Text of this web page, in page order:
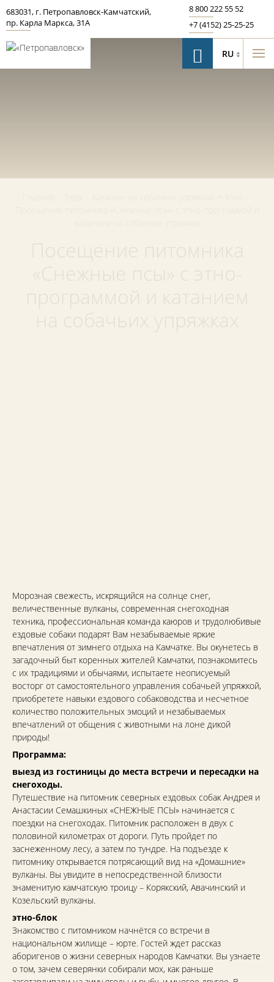
8 800 222 55 52
+7 (4152) 25-25-25
683031, г. Петропавловск‑Камчатский,
пр. Карла Маркса, 31А
RU
Морозная свежесть, искрящийся на солнце снег,
величественные вулканы, современная снегоходная
техника, профессиональная команда каюров и трудолюбивые
ездовые собаки подарят Вам незабываемые яркие
впечатления от зимнего отдыха на Камчатке. Вы окунетесь в
загадочный быт коренных жителей Камчатки, познакомитесь
с их традициями и обычаями, испытаете неописуемый
восторг от самостоятельного управления собачьей упряжкой,
приобретете навыки ездового собаководства и несчетное
количество положительных эмоций и незабываемых
впечатлений от общения с животными на лоне дикой
природы!
Программа:
выезд из гостиницы до места встречи и пересадки на
снегоходы.
Путешествие на питомник северных ездовых собак Андрея и
Анастасии Семашкиных «СНЕЖНЫЕ ПСЫ» начинается с
поездки на снегоходах. Питомник расположен в двух с
половиной километрах от дороги. Путь пройдет по
заснеженному лесу, а затем по тундре. На подъезде к
питомнику открывается потрясающий вид на «Домашние»
вулканы. Вы увидите в непосредственной близости
знаменитую камчатскую троицу – Корякский, Авачинский и
Козельский вулканы.
этно-блок
Знакомство с питомником начнётся со встречи в
национальном жилище – юрте. Гостей ждет рассказ
аборигенов о жизни северных народов Камчатки. Вы узнаете
о том, зачем северянки собирали мох, как раньше